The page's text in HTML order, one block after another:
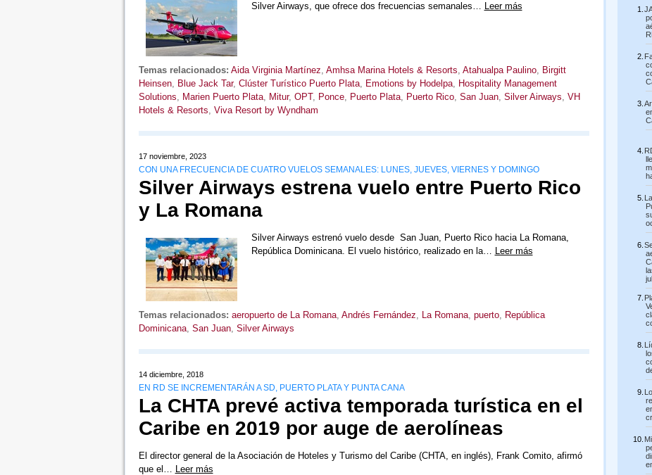
Silver Airways, que ofrece dos frecuencias semanales… Leer más
Temas relacionados: Aida Virginia Martínez, Amhsa Marina Hotels & Resorts, Atahualpa Paulino, Birgitt
Heinsen, Blue Jack Tar, Clúster Turístico Puerto Plata, Emotions by Hodelpa, Hospitality Management
Solutions, Marien Puerto Plata, Mitur, OPT, Ponce, Puerto Plata, Puerto Rico, San Juan, Silver Airways, VH
Hotels & Resorts, Viva Resort by Wyndham
17 noviembre, 2023
CON UNA FRECUENCIA DE CUATRO VUELOS SEMANALES: LUNES, JUEVES, VIERNES Y DOMINGO
Silver Airways estrena vuelo entre Puerto Rico
y La Romana
Silver Airways estrenó vuelo desde San Juan, Puerto Rico hacia La Romana,
República Dominicana. El vuelo histórico, realizado en la… Leer más
Temas relacionados: aeropuerto de La Romana, Andrés Fernández, La Romana, puerto, República
Dominicana, San Juan, Silver Airways
14 diciembre, 2018
EN RD SE INCREMENTARÁN A SD, PUERTO PLATA Y PUNTA CANA
La CHTA prevé activa temporada turística en el
Caribe en 2019 por auge de aerolíneas
El director general de la Asociación de Hoteles y Turismo del Caribe (CHTA, en inglés), Frank Comito, afirmó
que el… Leer más